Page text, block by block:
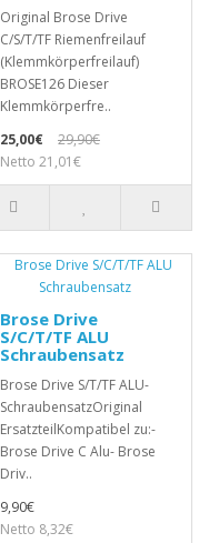
Original Brose Drive
C/S/T/TF Riemenfreilauf
(Klemmkörperfreilauf)
BROSE126 Dieser
Klemmkörperfre..
25,00€
29,90€
Netto 21,01€
Brose Drive
S/C/T/TF ALU
Schraubensatz
Brose Drive S/T/TF ALU-
SchraubensatzOriginal
ErsatzteilKompatibel zu:-
Brose Drive C Alu- Brose
Driv..
9,90€
Netto 8,32€